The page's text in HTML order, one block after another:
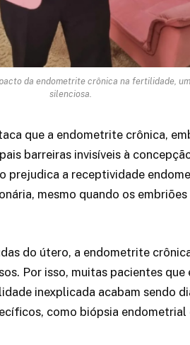
da endometrite crônica na fertilidade,
silenciosa.
que a endometrite crônica,
barreiras invisíveis à
prejudica a receptividade
mesmo quando os embriões
do útero, a endometrite
Por isso, muitas pacientes
inexplicada acabam sendo
como biópsia